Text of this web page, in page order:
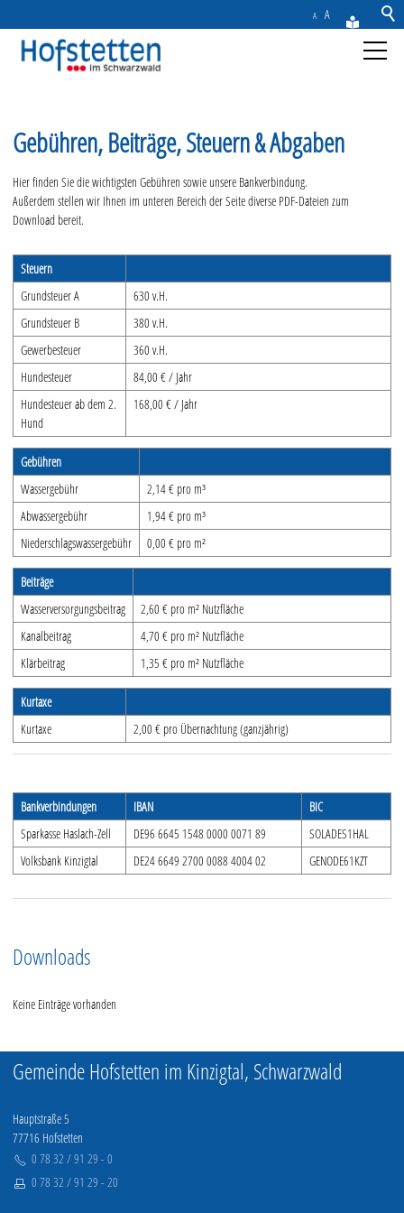
A A
Gemeinde
Rathaus & Service
Karriere
Bürgerblatt
Gebühren, Beiträge, Steuern & Abgaben
Formulare & Satzungen
Bauen in Hofstetten
Aktuelle Ausschreibung
Freizeit & Tourismus
Wirtschaft
Kontakt
Gebühren, Beiträge, Steuern & Abgaben
Hier finden Sie die wichtigsten Gebühren sowie unsere Bankverbindung.
Außerdem stellen wir Ihnen im unteren Bereich der Seite diverse PDF-Dateien zum
Download bereit.
Steuern
Grundsteuer A
630 v.H.
Grundsteuer B
380 v.H.
Gewerbesteuer
360 v.H.
Hundesteuer
84,00 € / Jahr
Hundesteuer ab dem 2.
Hund
168,00 € / Jahr
Gebühren
Wassergebühr
2,14 € pro m³
Abwassergebühr
1,94 € pro m³
Niederschlagswassergebühr
0,00 € pro m²
Beiträge
Wasserversorgungsbeitrag
2,60 € pro m² Nutzfläche
Kanalbeitrag
4,70 € pro m² Nutzfläche
Klärbeitrag
1,35 € pro m² Nutzfläche
Kurtaxe
Kurtaxe
2,00 € pro Übernachtung (ganzjährig)
Bankverbindungen IBAN
BIC
Sparkasse Haslach-Zell
DE96 6645 1548 0000 0071 89
SOLADES1HAL
Volksbank Kinzigtal
DE24 6649 2700 0088 4004 02 GENODE61KZT
Downloads
Keine Einträge vorhanden
Gemeinde Hofstetten im Kinzigtal, Schwarzwald
Hauptstraße 5
77716 Hofstetten
0 78 32 / 91 29 - 0
0 78 32 / 91 29 - 20